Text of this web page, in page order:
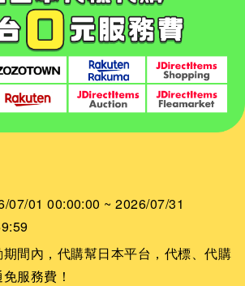
07/01 00:00:00 ~ 2026/07/31
期間內，代購幫日本平台，代標、代購
服務費！